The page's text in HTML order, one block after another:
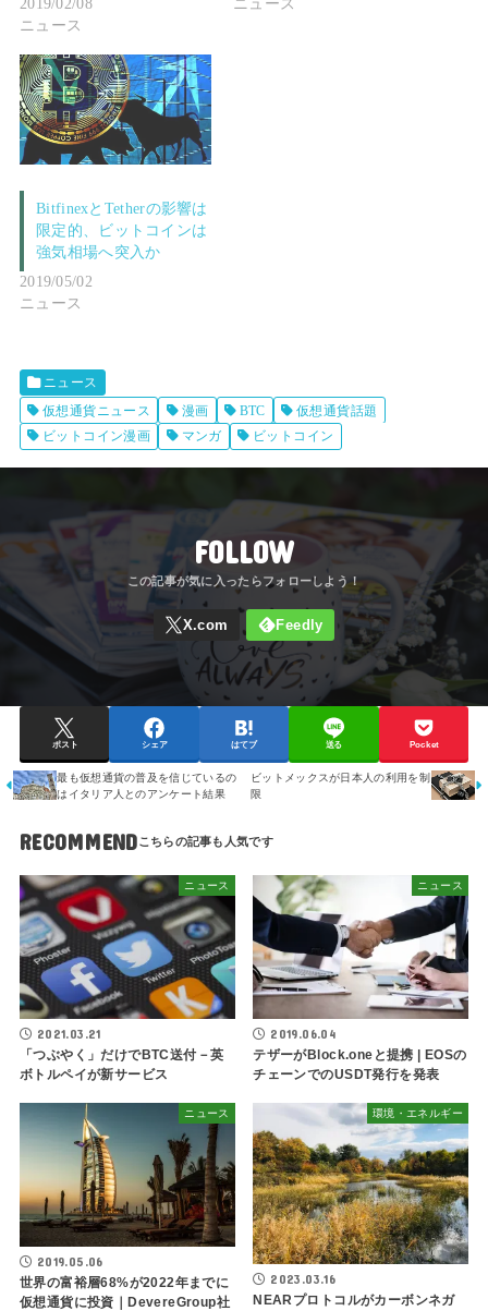
2019/02/08
ニュース
ニュース
BitfinexとTetherの影響は
限定的、ビットコインは
強気相場へ突入か
2019/05/02
ニュース
ニュース
仮想通貨ニュース
漫画 BTC
仮想通貨話題
ビットコイン漫画
マンガ ビットコイン
FOLLOW
ポスト シェア はてブ 送る Pocket
最も仮想通貨の普及を信じているの
はイタリア人とのアンケート結果
ビットメックスが日本人の利用を制
限
RECOMMEND
ニュース
2021.03.21
「つぶやく」だけでBTC送付－英
ボトルペイが新サービス
ニュース
2019.06.04
テザーがBlock.oneと提携 | EOSの
チェーンでのUSDT発行を発表
ニュース
2019.05.06
世界の富裕層68%が2022年までに
仮想通貨に投資｜DevereGroup社
環境・エネルギー
2023.03.16
NEARプロトコルがカーボンネガ